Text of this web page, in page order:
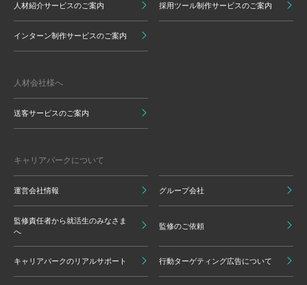
人材紹介サービスのご案内 採用ツール制作サービスのご案内
インターン制作サービスのご案内
人材会社様へ
送客サービスのご案内
キャリアパークについて
運営会社情報 グループ会社
監修責任者から就活生のみなさま
へ
監修のご依頼
キャリアパークのリアルサポート 行動ターゲティング広告について